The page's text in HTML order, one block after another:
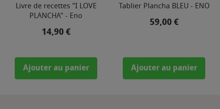
Livre de recettes "I LOVE
PLANCHA" - Eno
Prix
14,90 €
Ajouter au panier
Tablier Plancha BLEU - ENO
Prix
59,00 €
Ajouter au panier